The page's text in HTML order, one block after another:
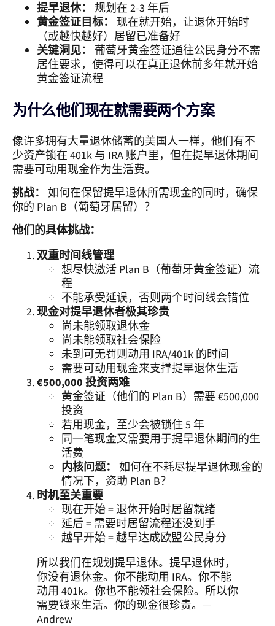
提早退休： 规划在 2-3 年后
黄金签证目标： 现在就开始，让退休开始时
（或越快越好）居留已准备好
关键洞见： 葡萄牙黄金签证通往公民身分不需
居住要求，使得可以在真正退休前多年就开始
黄金签证流程
为什么他们现在就需要两个方案
像许多拥有大量退休储蓄的美国人一样，他们有不
少资产锁在 401k 与 IRA 账户里，但在提早退休期间
需要可动用现金作为生活费。
挑战： 如何在保留提早退休所需现金的同时，确保
你的 Plan B（葡萄牙居留）？
他们的具体挑战：
双重时间线管理
想尽快激活 Plan B（葡萄牙黄金签证）流
程
不能承受延误，否则两个时间线会错位
现金对提早退休者极其珍贵
尚未能领取退休金
尚未能领取社会保险
未到可无罚则动用 IRA/401k 的时间
需要可动用现金来支撑提早退休生活
€500,000 投资两难
黄金签证（他们的 Plan B）需要 €500,000
投资
若用现金，至少会被锁住 5 年
同一笔现金又需要用于提早退休期间的生
活费
内核问题： 如何在不耗尽提早退休现金的
情况下，资助 Plan B？
时机至关重要
现在开始 = 退休开始时居留就绪
延后 = 需要时居留流程还没到手
越早开始 = 越早达成欧盟公民身分
所以我们在规划提早退休。提早退休时，
你没有退休金。你不能动用 IRA。你不能
动用 401k。你也不能领社会保险。所以你
需要钱来生活。你的现金很珍贵。—
Andrew